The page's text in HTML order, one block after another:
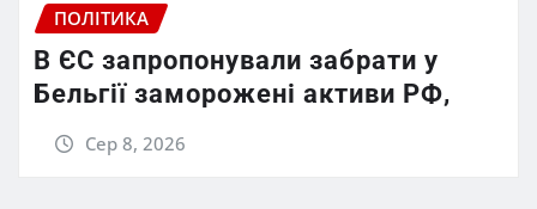
ПОЛІТИКА
В ЄС запропонували забрати у
Бельгії заморожені активи РФ,
Сер 8, 2026